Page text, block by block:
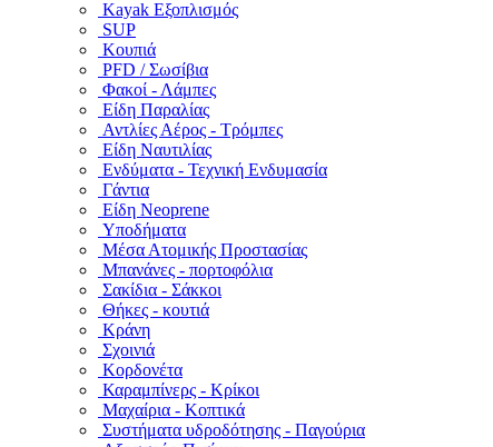
Kayak Εξοπλισμός
SUP
Κουπιά
PFD / Σωσίβια
Φακοί - Λάμπες
Είδη Παραλίας
Αντλίες Αέρος - Τρόμπες
Είδη Ναυτιλίας
Ενδύματα - Τεχνική Ενδυμασία
Γάντια
Είδη Neoprene
Υποδήματα
Μέσα Ατομικής Προστασίας
Μπανάνες - πορτοφόλια
Σακίδια - Σάκκοι
Θήκες - κουτιά
Κράνη
Σχοινιά
Κορδονέτα
Καραμπίνερς - Κρίκοι
Μαχαίρια - Κοπτικά
Συστήματα υδροδότησης - Παγούρια